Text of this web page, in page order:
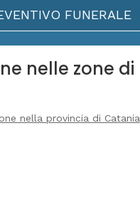
FUNERALE
nelle zone di
nella provincia di Catania